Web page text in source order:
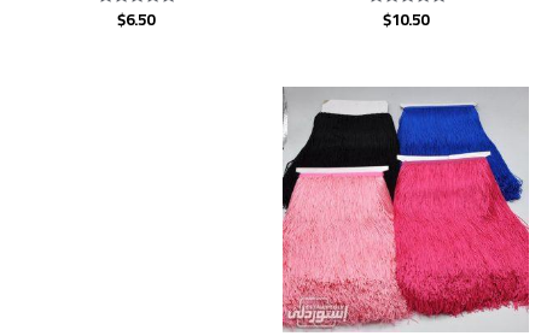
Rated
$10.50
Rated
$6.50